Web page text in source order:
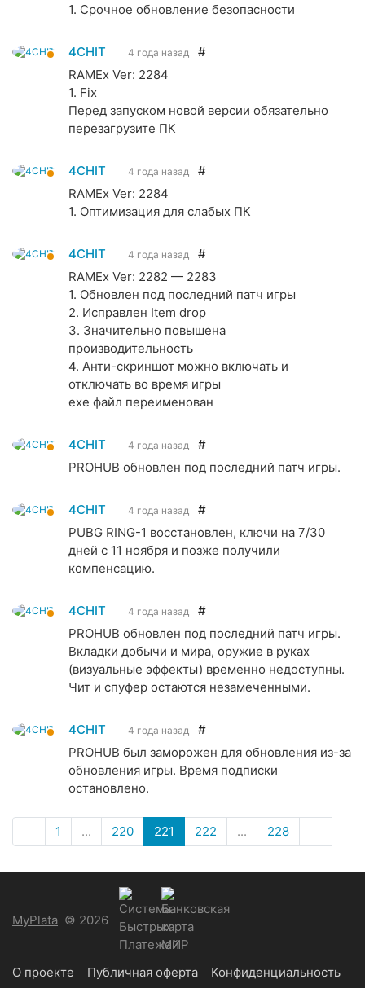
1. Срочное обновление безопасности
4CHIT 4 года назад
#
RAMEx Ver: 2284
1. Fix
Перед запуском новой версии обязательно
перезагрузите ПК
4CHIT 4 года назад
#
RAMEx Ver: 2284
1. Оптимизация для слабых ПК
4CHIT 4 года назад
#
RAMEx Ver: 2282 — 2283
1. Обновлен под последний патч игры
2. Исправлен Item drop
3. Значительно повышена
производительность
4. Анти-скриншот можно включать и
отключать во время игры
exe файл переименован
4CHIT 4 года назад
#
PROHUB обновлен под последний патч игры.
4CHIT 4 года назад
#
PUBG RING-1 восстановлен, ключи на 7/30
дней с 11 ноября и позже получили
компенсацию.
4CHIT 4 года назад
#
PROHUB обновлен под последний патч игры.
Вкладки добычи и мира, оружие в руках
(визуальные эффекты) временно недоступны.
Чит и спуфер остаются незамеченными.
4CHIT 4 года назад
#
PROHUB был заморожен для обновления из-за
обновления игры. Время подписки
остановлено.
1 ... 220 221 222 ... 228
MyPlata © 2026
О проекте Публичная оферта Конфиденциальность